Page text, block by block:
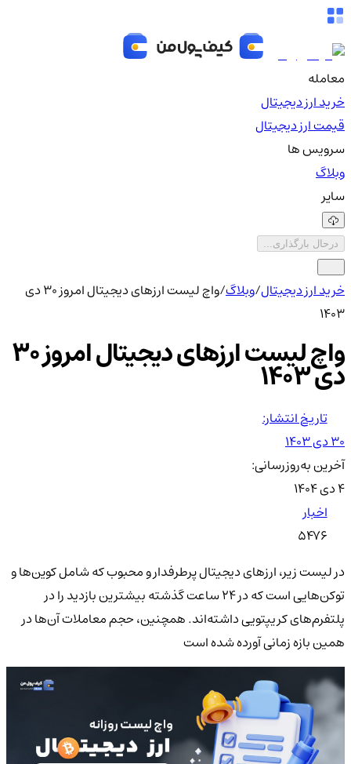
معامله
خرید ارز دیجیتال
قیمت ارز دیجیتال
سرویس ها
وبلاگ
سایر
درحال بارگذاری...
خرید ارز دیجیتال/وبلاگ/
واچ لیست ارزهای دیجیتال امروز ۳۰ دی
۱۴۰۳
واچ لیست ارزهای دیجیتال امروز ۳۰
دی ۱۴۰۳
تاریخ انتشار:
۳۰ دی ۱۴۰۳
آخرین به‌روزرسانی:
۴ دی ۱۴۰۴
اخبار
5476
در لیست زیر، ارزهای دیجیتال پرطرفدار و محبوب که شامل کوین‌ها و
توکن‌هایی است که در 24 ساعت گذشته بیشترین بازدید را در
پلتفرم‌های کریپتویی داشته‌اند. همچنین، حجم معاملات آن‌ها در
همین بازه زمانی آورده شده است